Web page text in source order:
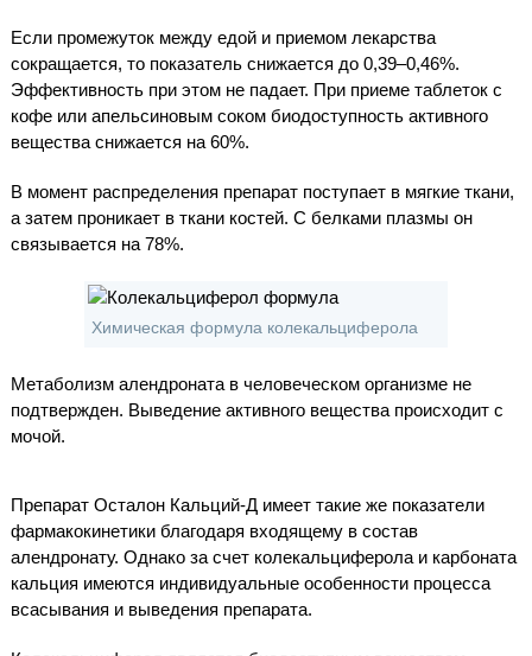
Если промежуток между едой и приемом лекарства
сокращается, то показатель снижается до 0,39–0,46%.
Эффективность при этом не падает. При приеме таблеток с
кофе или апельсиновым соком биодоступность активного
вещества снижается на 60%.
В момент распределения препарат поступает в мягкие ткани,
а затем проникает в ткани костей. С белками плазмы он
связывается на 78%.
Химическая формула колекальциферола
Метаболизм алендроната в человеческом организме не
подтвержден. Выведение активного вещества происходит с
мочой.
Препарат Осталон Кальций-Д имеет такие же показатели
фармакокинетики благодаря входящему в состав
алендронату. Однако за счет колекальциферола и карбоната
кальция имеются индивидуальные особенности процесса
всасывания и выведения препарата.